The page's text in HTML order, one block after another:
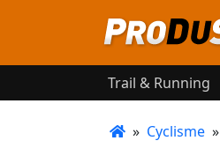
Trail & Running
» Cyclisme »